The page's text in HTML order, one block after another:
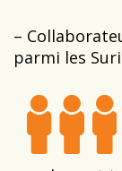
–
parmi les Suri